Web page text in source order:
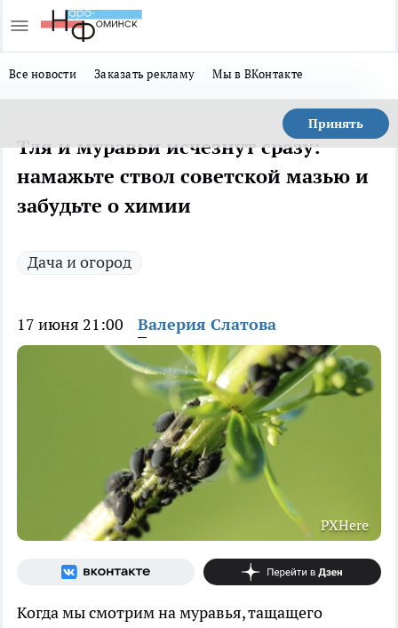
Все новости Заказать рекламу Мы в ВКонтакте
Принять
Тля и муравьи исчезнут сразу:
намажьте ствол советской мазью и
забудьте о химии
Дача и огород
17 июня 21:00 Валерия Слатова
PXHere
Когда мы смотрим на муравья, тащащего